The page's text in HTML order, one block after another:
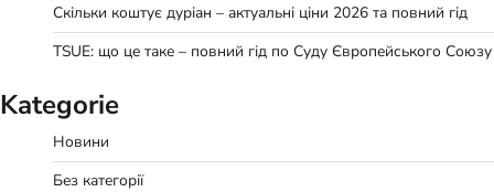
Скільки коштує дуріан – актуальні ціни 2026 та повний гід
TSUE: що це таке – повний гід по Суду Європейського Союзу
Kategorie
Новини
Без категорії